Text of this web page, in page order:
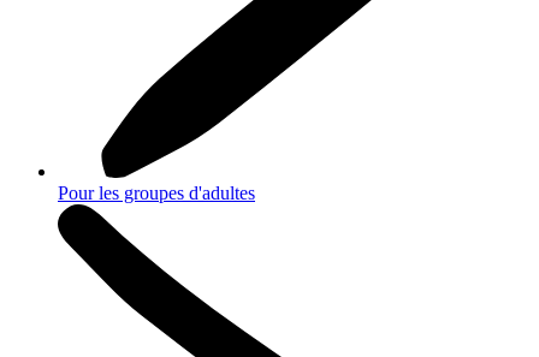
Pour les groupes d'adultes